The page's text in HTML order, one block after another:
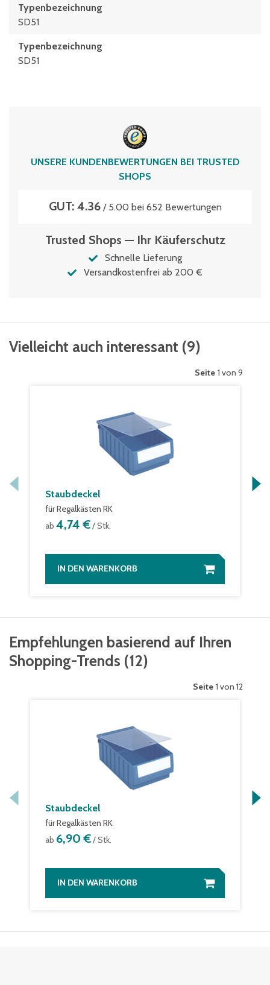
Typenbezeichnung
SD51
Typen­be­zeich­nung
SD51
UNSERE KUNDENBEWERTUNGEN BEI TRUSTED
SHOPS
GUT: 4.36/ 5.00 bei 652 Bewertungen
Trusted Shops — Ihr Käuferschutz
Schnelle Lieferung
Versandkostenfrei ab 200 €
Vielleicht auch interessant (9)
Seite 1 von 9
Staubdeckel
für Regalkästen RK
ab 4,74 €/ Stk.
IN DEN WARENKORB
Empfehlungen basierend auf Ihren
Shopping-Trends (12)
Seite 1 von 12
Staubdeckel
für Regalkästen RK
ab 6,90 €/ Stk.
IN DEN WARENKORB